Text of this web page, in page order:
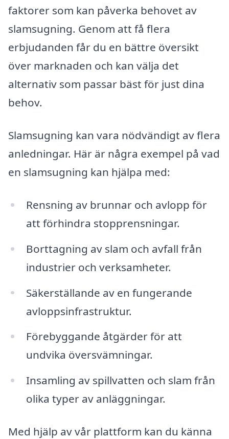
faktorer som kan påverka behovet av
slamsugning. Genom att få flera
erbjudanden får du en bättre översikt
över marknaden och kan välja det
alternativ som passar bäst för just dina
behov.
Slamsugning kan vara nödvändigt av flera
anledningar. Här är några exempel på vad
en slamsugning kan hjälpa med:
Rensning av brunnar och avlopp för
att förhindra stopprensningar.
Borttagning av slam och avfall från
industrier och verksamheter.
Säkerställande av en fungerande
avloppsinfrastruktur.
Förebyggande åtgärder för att
undvika översvämningar.
Insamling av spillvatten och slam från
olika typer av anläggningar.
Med hjälp av vår plattform kan du känna